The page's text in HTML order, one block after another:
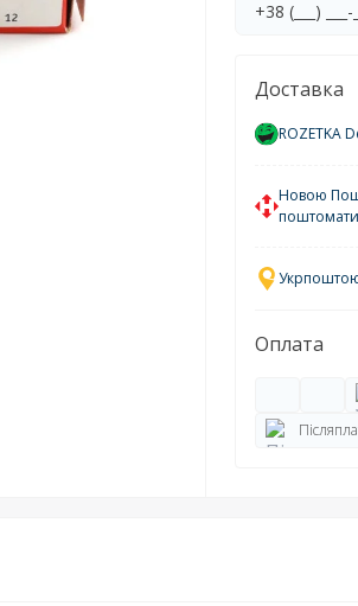
Доставка
ROZETKA
Новою
поштомати
Укрпоштою
Оплата